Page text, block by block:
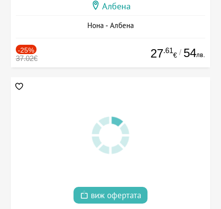
Албена
Нона - Албена
-25%
37.02€ 27.61
€ / 54лв.
виж офертата